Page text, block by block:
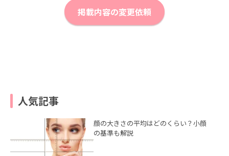
掲載内容の変更依頼
人気記事
顔の大きさの平均はどのくらい？小顔
の基準も解説